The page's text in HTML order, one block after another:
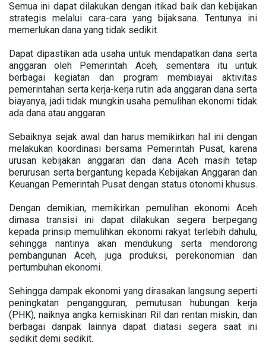
Semua ini dapat dilakukan dengan itikad baik dan kebijakan
strategis melalui cara-cara yang bijaksana. Tentunya ini
memerlukan dana yang tidak sedikit.
Dapat dipastikan ada usaha untuk mendapatkan dana serta
anggaran oleh Pemerintah Aceh, sementara itu untuk
berbagai kegiatan dan program membiayai aktivitas
pemerintahan serta kerja-kerja rutin ada anggaran dana serta
biayanya, jadi tidak mungkin usaha pemulihan ekonomi tidak
ada dana atau anggaran.
Sebaiknya sejak awal dan harus memikirkan hal ini dengan
melakukan koordinasi bersama Pemerintah Pusat, karena
urusan kebijakan anggaran dan dana Aceh masih tetap
berurusan serta bergantung kepada Kebijakan Anggaran dan
Keuangan Pemerintah Pusat dengan status otonomi khusus.
Dengan demikian, memikirkan pemulihan ekonomi Aceh
dimasa transisi ini dapat dilakukan segera berpegang
kepada prinsip memulihkan ekonomi rakyat terlebih dahulu,
sehingga nantinya akan mendukung serta mendorong
pembangunan Aceh, juga produksi, perekonomian dan
pertumbuhan ekonomi.
Sehingga dampak ekonomi yang dirasakan langsung seperti
peningkatan pengangguran, pemutusan hubungan kerja
(PHK), naiknya angka kemiskinan Ril dan rentan miskin, dan
berbagai danpak lainnya dapat diatasi segera saat ini
sedikit demi sedikit.